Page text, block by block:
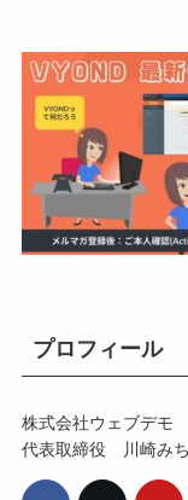
プロフィール
株式会社ウェブデモ
代表取締役 川崎み